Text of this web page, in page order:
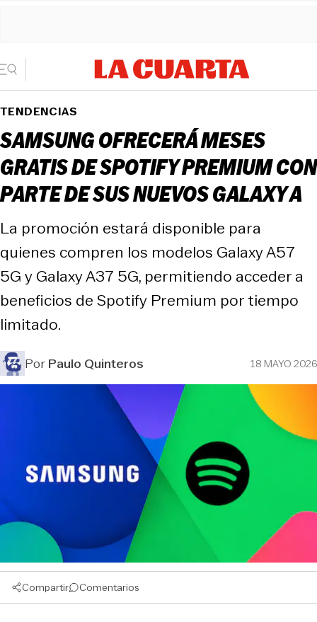
TENDENCIAS
SAMSUNG OFRECERÁ MESES
GRATIS DE SPOTIFY PREMIUM CON
PARTE DE SUS NUEVOS GALAXY A
La promoción estará disponible para
quienes compren los modelos Galaxy A57
5G y Galaxy A37 5G, permitiendo acceder a
beneficios de Spotify Premium por tiempo
limitado.
PorPaulo Quinteros 18 MAYO 2026
Compartir Comentarios